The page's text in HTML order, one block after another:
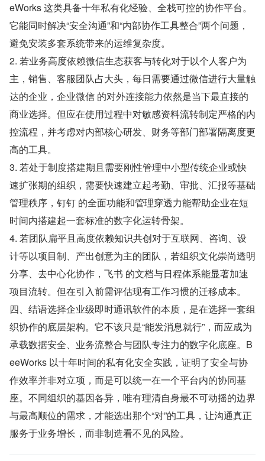
eWorks 这类具备十年私有化经验、全栈可控的协作平台。
它能同时解决“安全沟通”和“内部协作工具整合”两个问题，
避免安装多套系统带来的运维复杂度。
2. 若业务高度依赖微信生态获客与转化对于以个人客户为
主，销售、客服团队占大头，每日需要通过微信进行大量触
达的企业，企业微信 的对外连接能力依然是当下最直接的
商业选择。但应在使用过程中对敏感资料流转制定严格的内
控流程，并考虑对内部核心研发、财务等部门部署隔离度更
高的工具。
3. 若处于制度搭建期且需要刚性管理中小型传统企业或快
速扩张期的组织，需要快速建立起考勤、审批、汇报等基础
管理秩序，钉钉 的全面功能和管理穿透力能帮助企业在短
时间内搭建起一套标准的数字化运转骨架。
4. 若团队扁平且高度依赖知识共创对于互联网、咨询、设
计等以项目制、产出创意为主的团队，若组织文化崇尚透明
分享、去中心化协作，飞书 的文档与日程体系能显著加速
项目流转。但在引入前需评估现有工作习惯的迁移成本。
四、结语选择企业级即时通讯软件的本质，是在选择一套组
织协作的底层架构。它不该只是“能发消息就行”，而应成为
承载数据安全、业务流整合与团队专注力的数字化底座。B
eeWorks 以十年时间的私有化安全实践，证明了安全与协
作效率并非对立项，而是可以统一在一个平台内的协同基
座。不同组织的基因各异，唯有理清自身最不可动摇的边界
与最高顺位的需求，才能选出那个“对”的工具，让沟通真正
服务于业务增长，而非制造看不见的风险。